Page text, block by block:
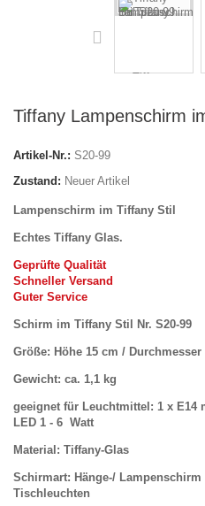
Tiffany Lampenschirm
Artikel-Nr.: S20-99
Zustand: Neuer Artikel
Lampenschirm im Tiffany Stil
Echtes Tiffany Glas.
Geprüfte Qualität
Schneller Versand
Guter Service
Schirm im Tiffany Stil Nr. S20-99
Größe: Höhe 15 cm / Durchmesser
Gewicht: ca. 1,1 kg
geeignet für Leuchtmittel: 1 x E14
LED 1 - 6 Watt
Material: Tiffany-Glas
Schirmart: Hänge-/
Tischleuchten